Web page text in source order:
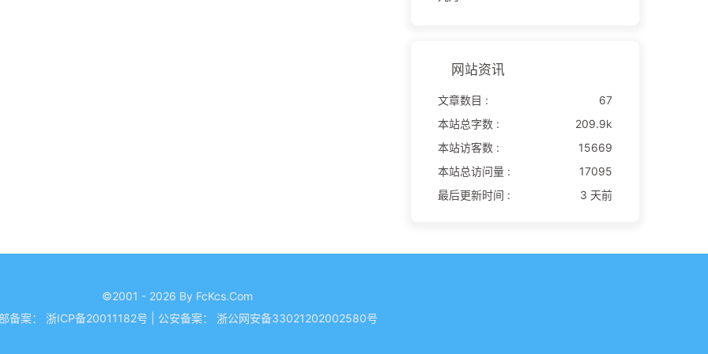
网站资讯
文章数目 :
67
本站总字数 :
209.9k
本站访客数 :
15669
本站总访问量 :
17095
最后更新时间 :
3 天前
©2001 - 2026 By FcKcs.Com
备案： 浙ICP备20011182号 公安备案： 浙公网安备33021202002580号